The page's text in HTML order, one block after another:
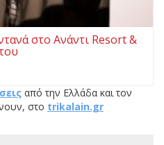
στο Ανάντι Resort &
από την Ελλάδα και τον
στο trikalain.gr